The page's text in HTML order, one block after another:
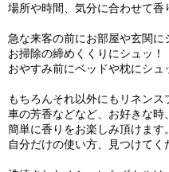
場所や時間、気分に合わせて香
急な来客の前にお部屋や玄関に
お掃除の締めくくりにシュッ！
おやすみ前にベッドや枕にシュ
もちろんそれ以外にもリネンス
車の芳香などなど、お好きな時
簡単に香りをお楽しみ頂けます。
自分だけの使い方、見つけてく